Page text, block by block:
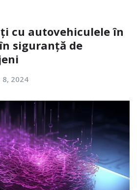
cu autovehiculele în
siguranță de
8, 2024